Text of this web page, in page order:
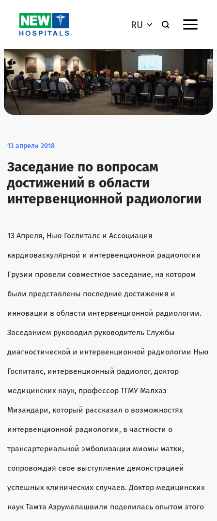
RU
13 апреля 2018
Заседание по вопросам
достижений в области
интервенционной радиологии
13 Апреля, Нью Госпиталс и Ассоциация
кардиоваскулярной и интервенционной радиологии
Грузии провели совместное заседание, на котором
были представлены последние достижения и
инновации в области интервенционной радиологии.
Заседанием руководил руководитель Службы
диагностической и интервенционной радиологии Нью
Госпиталс, интервенционный радиолог, доктор
медицинских наук, профессор ТГМУ Малхаз
Мизандари, который рассказал о возможностях
интервенционной радиологии, в частности о
трансартериальной эмболизации миомы матки,
сопровождая свое выступление демонстрацией
успешных клинических случаев. Доктор медицинских
наук Тамта Азрумелашвили поделилась опытом этого